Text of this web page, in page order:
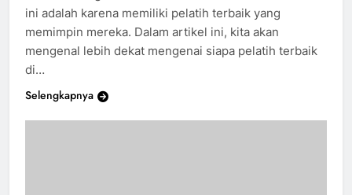
terbaik di negara itu. Salah satu faktor kesuksesan tim
ini adalah karena memiliki pelatih terbaik yang
memimpin mereka. Dalam artikel ini, kita akan
mengenal lebih dekat mengenai siapa pelatih terbaik